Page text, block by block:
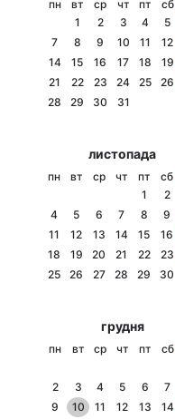
пн вт ср чт пт сб
1
2 3 4 5
7
8 9 10 11 12
14
15 16 17 18 19
21
22 23 24 25 26
28
29 30 31
листопада
пн вт ср чт пт сб
1
2
4
5 6 7 8 9
11
12 13 14 15 16
18
19 20 21 22 23
25
26 27 28 29 30
грудня
пн вт ср чт пт сб
2
3 4 5 6 7
9
10 11 12 13 14